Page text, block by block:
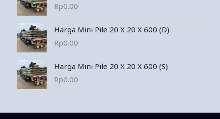
Rp0.00
Harga Mini Pile 20 X 20 X 600 (D)
Rp0.00
Harga Mini Pile 20 X 20 X 600 (S)
Rp0.00